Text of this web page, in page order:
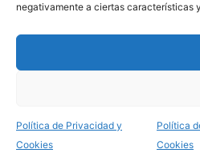
negativamente a ciertas características
Política de Privacidad y
Cookies
Política
Cookies